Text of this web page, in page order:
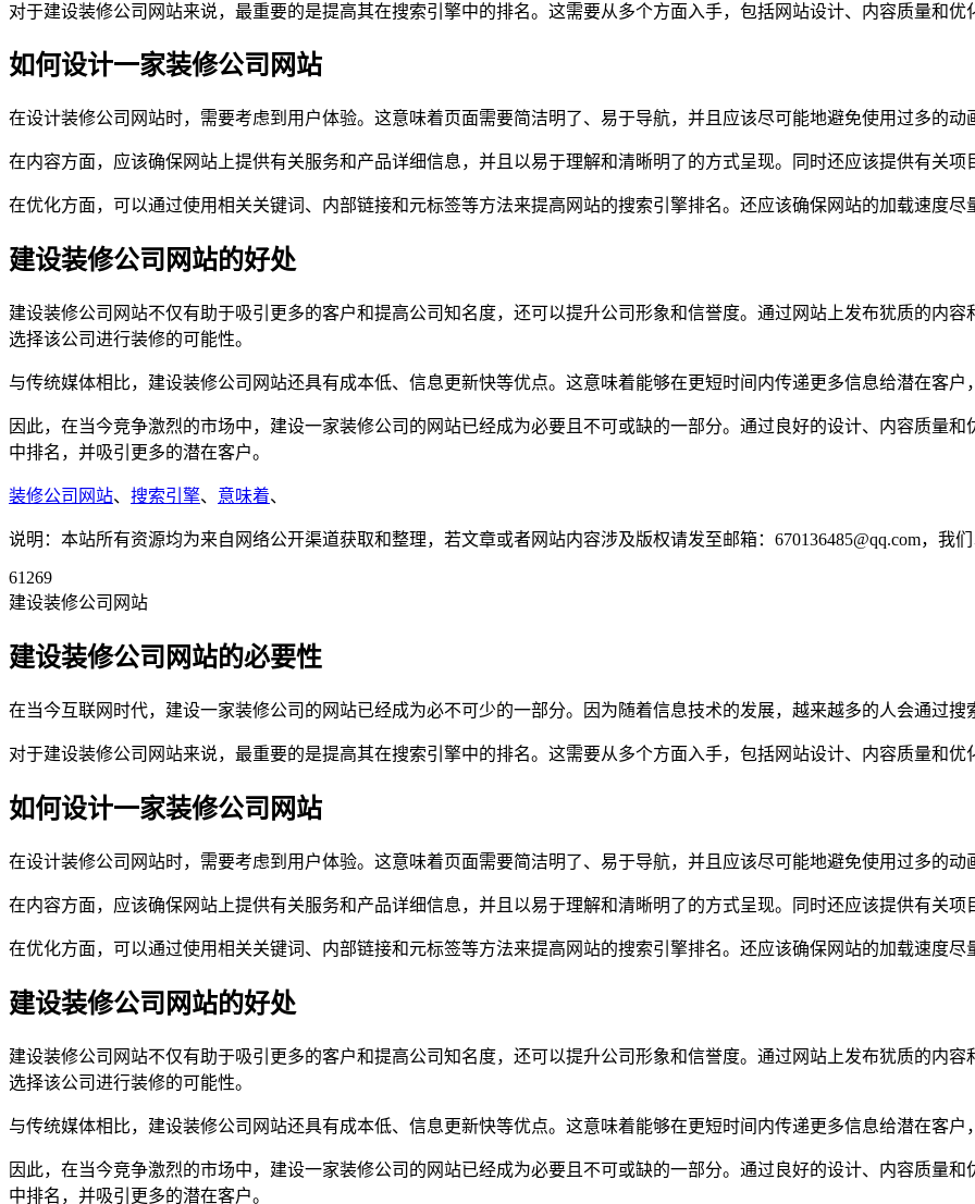
对于建设装修公司网站来说，最重要的是提高其在搜索引擎中的排名。这需要从多个方面入手，包括网站设计、内容质量和
如何设计一家装修公司网站
在设计装修公司网站时，需要考虑到用户体验。这意味着页面需要简洁明了、易于导航，并且应该尽可能地避免使用过多的动
在内容方面，应该确保网站上提供有关服务和产品详细信息，并且以易于理解和清晰明了的方式呈现。同时还应该提供有关项
在优化方面，可以通过使用相关关键词、内部链接和元标签等方法来提高网站的搜索引擎排名。还应该确保网站的加载速度尽
建设装修公司网站的好处
建设装修公司网站不仅有助于吸引更多的客户和提高公司知名度，还可以提升公司形象和信誉度。通过网站上发布犹质的内
选择该公司进行装修的可能性。
与传统媒体相比，建设装修公司网站还具有成本低、信息更新快等优点。这意味着能够在更短时间内传递更多信息给潜在客
因此，在当今竞争激烈的市场中，建设一家装修公司的网站已经成为必要且不可或缺的一部分。通过良好的设计、内容质量
中排名，并吸引更多的潜在客户。
装修公司网站、 搜索引擎、 意味着、
说明：本站所有资源均为来自网络公开渠道获取和整理，若文章或者网站内容涉及版权请发至邮箱：670136485@qq.com，我
61269
建设装修公司网站
建设装修公司网站的必要性
在当今互联网时代，建设一家装修公司的网站已经成为必不可少的一部分。因为随着信息技术的发展，越来越多的人会通过
对于建设装修公司网站来说，最重要的是提高其在搜索引擎中的排名。这需要从多个方面入手，包括网站设计、内容质量和
如何设计一家装修公司网站
在设计装修公司网站时，需要考虑到用户体验。这意味着页面需要简洁明了、易于导航，并且应该尽可能地避免使用过多的动
在内容方面，应该确保网站上提供有关服务和产品详细信息，并且以易于理解和清晰明了的方式呈现。同时还应该提供有关项
在优化方面，可以通过使用相关关键词、内部链接和元标签等方法来提高网站的搜索引擎排名。还应该确保网站的加载速度尽
建设装修公司网站的好处
建设装修公司网站不仅有助于吸引更多的客户和提高公司知名度，还可以提升公司形象和信誉度。通过网站上发布犹质的内
选择该公司进行装修的可能性。
与传统媒体相比，建设装修公司网站还具有成本低、信息更新快等优点。这意味着能够在更短时间内传递更多信息给潜在客
因此，在当今竞争激烈的市场中，建设一家装修公司的网站已经成为必要且不可或缺的一部分。通过良好的设计、内容质量
中排名，并吸引更多的潜在客户。